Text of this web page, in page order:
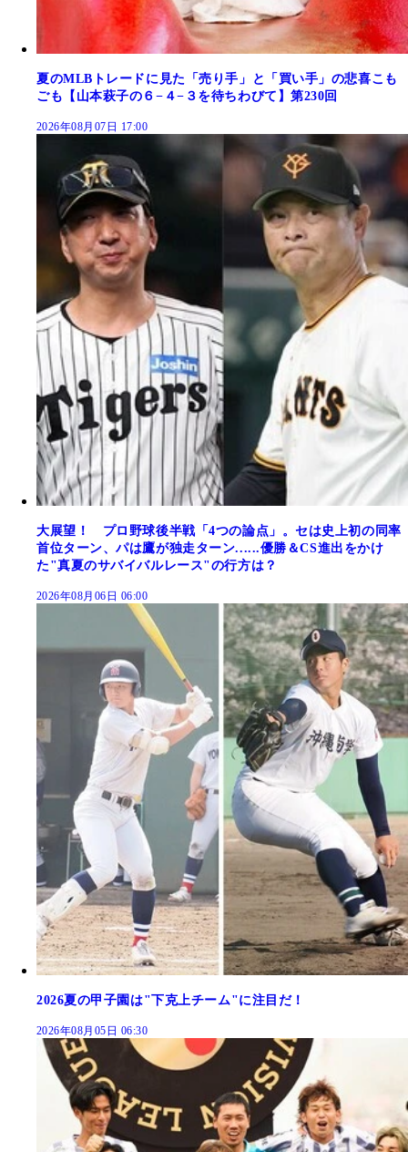
夏のMLBトレードに見た「売り手」と「買い手」の悲喜こも
ごも【山本萩子の６−４−３を待ちわびて】第230回
2026年08月07日 17:00
大展望！ プロ野球後半戦「4つの論点」。セは史上初の同率
首位ターン、パは鷹が独走ターン......優勝＆CS進出をかけ
た"真夏のサバイバルレース"の行方は？
2026年08月06日 06:00
2026夏の甲子園は"下克上チーム"に注目だ！
2026年08月05日 06:30